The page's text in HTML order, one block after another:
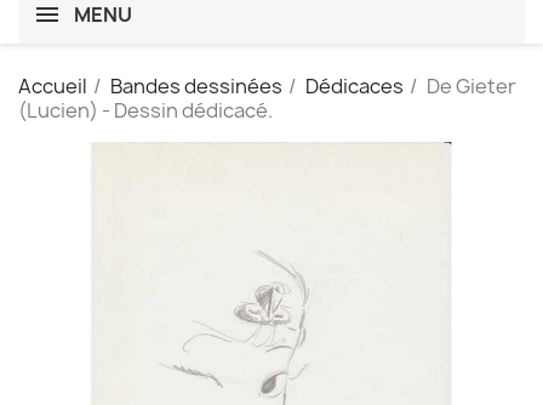
MENU
Accueil Bandes dessinées Dédicaces
De Gieter
(Lucien) - Dessin dédicacé.